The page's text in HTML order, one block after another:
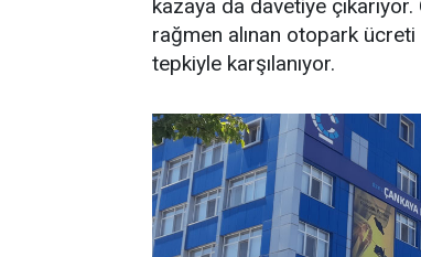
kazaya da davetiye
rağmen alınan otopark
tepkiyle karşılanıyor.